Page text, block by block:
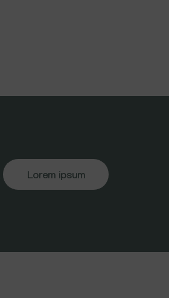
Lorem ipsum